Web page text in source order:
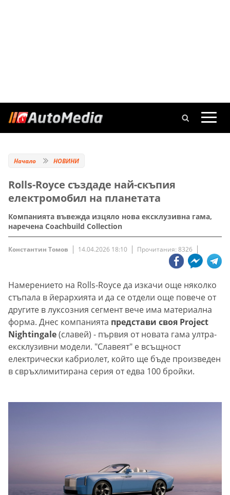
Начало НОВИНИ
Rolls-Royce създаде най-скъпия
електромобил на планетата
Компанията въвежда изцяло нова ексклузивна гама,
наречена Coachbuild Collection
Константин Томов 14.04.2026 18:10 Прочитания: 8326
Намерението на Rolls-Royce да изкачи още няколко
стъпала в йерархията и да се отдели още повече от
другите в луксозния сегмент вече има материална
форма. Днес компанията представи своя Project
Nightingale(славей) - първия от новата гама ултра-
ексклузивни модели. "Славеят" е всъщност
електрически кабриолет, който ще бъде произведен
в свръхлимитирана серия от едва 100 бройки.